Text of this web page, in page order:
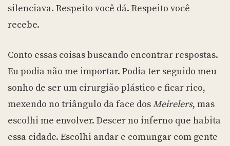
silenciava. Respeito você dá. Respeito você
recebe.
Conto essas coisas buscando encontrar respostas.
Eu podia não me importar. Podia ter seguido meu
sonho de ser um cirurgião plástico e ficar rico,
mexendo no triângulo da face dosMeirelers, mas
escolhi me envolver. Descer no inferno que habita
essa cidade. Escolhi andar e comungar com gente